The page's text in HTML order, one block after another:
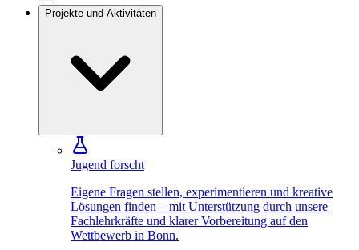
Projekte und Aktivitäten
Jugend forscht
Eigene Fragen stellen, experimentieren und kreative
Lösungen finden – mit Unterstützung durch unsere
Fachlehrkräfte und klarer Vorbereitung auf den
Wettbewerb in Bonn.